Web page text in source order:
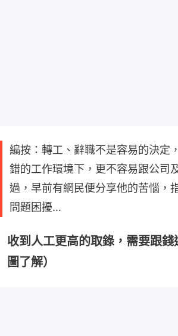
編按：轉工、辭職不是容易的決定
錯的工作環境下，更不容易跟公司
過，早前有網民便分享他的苦惱，
問題困擾…
收到人工更高的取錄，需要跟
圖了解）